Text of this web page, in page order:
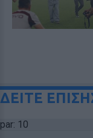
ΔΕΙΤΕ
par: 10